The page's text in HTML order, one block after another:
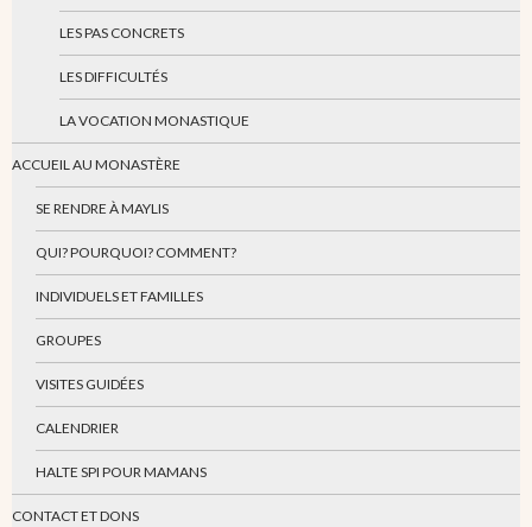
LES PAS CONCRETS
LES DIFFICULTÉS
LA VOCATION MONASTIQUE
ACCUEIL AU MONASTÈRE
SE RENDRE À MAYLIS
QUI? POURQUOI? COMMENT?
INDIVIDUELS ET FAMILLES
GROUPES
VISITES GUIDÉES
CALENDRIER
HALTE SPI POUR MAMANS
CONTACT ET DONS